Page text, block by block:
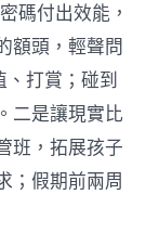
碼付出效能，
額頭，輕聲問
、打賞；碰到
二是讓現實比
班，拓展孩子
；假期前兩周